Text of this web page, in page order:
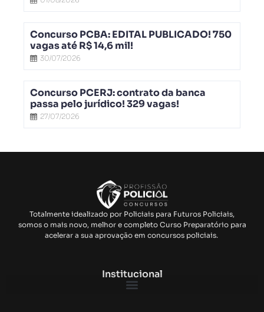
Concurso PCBA: EDITAL PUBLICADO! 750
vagas até R$ 14,6 mil!
30/07/2026
Concurso PCERJ: contrato da banca
passa pelo jurídico! 329 vagas!
27/07/2026
Totalmente idealizado por Policiais para Futuros Policiais,
somos o mais novo, melhor e completo Curso Preparatório para
acelerar a sua aprovação em concursos policiais.
Institucional